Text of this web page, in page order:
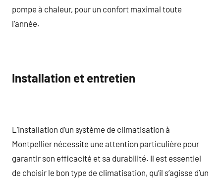
pompe à chaleur, pour un confort maximal toute
l’année.
Installation et entretien
L’installation d’un système de climatisation à
Montpellier nécessite une attention particulière pour
garantir son efficacité et sa durabilité. Il est essentiel
de choisir le bon type de climatisation, qu’il s’agisse d’un